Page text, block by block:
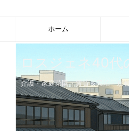
ホーム
ロスジェネ40代
介護・家庭菜園・賃貸＆民泊・京